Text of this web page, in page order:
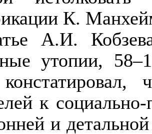
К.
А.И.
утопии,
к
и